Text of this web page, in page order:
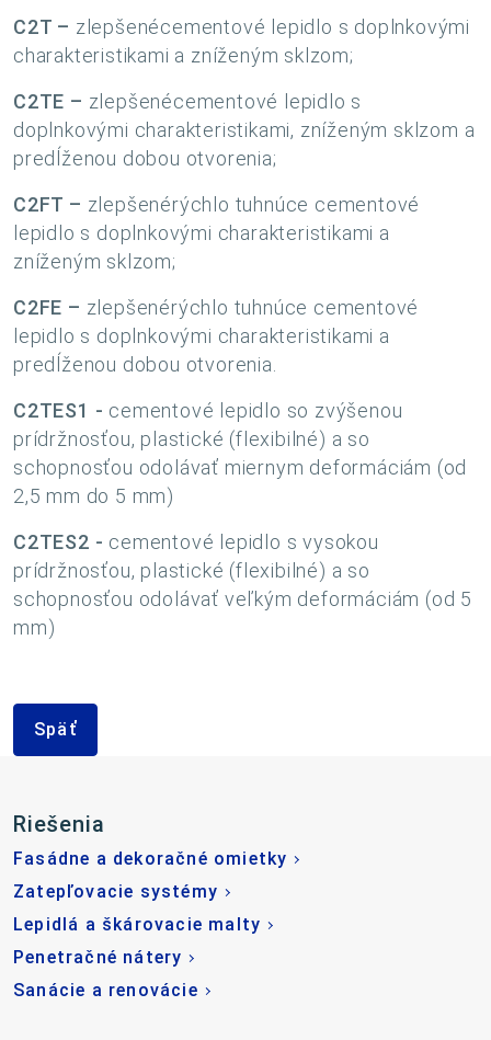
C2T – zlepšenécementové lepidlo s doplnkovými
charakteristikami a zníženým sklzom;
C2TE – zlepšenécementové lepidlo s
doplnkovými charakteristikami, zníženým sklzom a
predĺženou dobou otvorenia;
C2FT – zlepšenérýchlo tuhnúce cementové
lepidlo s doplnkovými charakteristikami a
zníženým sklzom;
C2FE – zlepšenérýchlo tuhnúce cementové
lepidlo s doplnkovými charakteristikami a
predĺženou dobou otvorenia.
C2TES1 - cementové lepidlo so zvýšenou
prídržnosťou, plastické (flexibilné) a so
schopnosťou odolávať miernym deformáciám (od
2,5 mm do 5 mm)
C2TES2 - cementové lepidlo s vysokou
prídržnosťou, plastické (flexibilné) a so
schopnosťou odolávať veľkým deformáciám (od 5
mm)
Späť
Riešenia
Fasádne a dekoračné omietky
Zatepľovacie systémy
Lepidlá a škárovacie malty
Penetračné nátery
Sanácie a renovácie